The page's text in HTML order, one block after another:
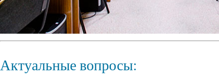
Актуальные вопросы: